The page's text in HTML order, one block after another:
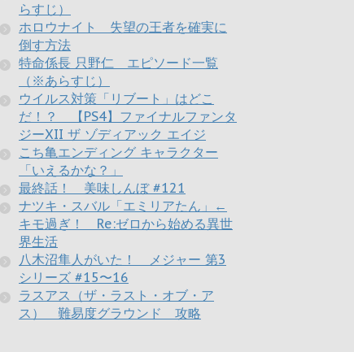
らすじ）
ホロウナイト 失望の王者を確実に
倒す方法
特命係長 只野仁 エピソード一覧
（※あらすじ）
ウイルス対策「リブート」はどこ
だ！？ 【PS4】ファイナルファンタ
ジーXII ザ ゾディアック エイジ
こち亀エンディング キャラクター
「いえるかな？」
最終話！ 美味しんぼ #121
ナツキ・スバル「エミリアたん」←
キモ過ぎ！ Re:ゼロから始める異世
界生活
八木沼隼人がいた！ メジャー 第3
シリーズ #15〜16
ラスアス（ザ・ラスト・オブ・ア
ス） 難易度グラウンド 攻略